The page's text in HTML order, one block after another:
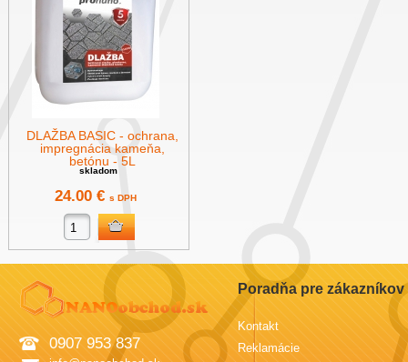
DLAŽBA BASIC - ochrana,
impregnácia kameňa,
betónu - 5L
skladom
24.00 € s DPH
0907 953 837
Poradňa pre zákazníkov
Kontakt
Reklamácie